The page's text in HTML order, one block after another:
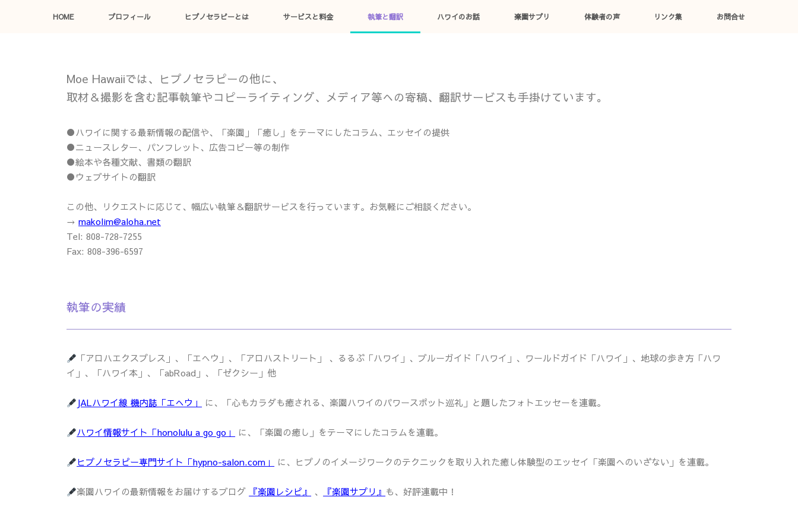
HOME プロフィール ヒプノセラピーとは サービスと料金 執筆と翻訳 ハワイのお話 楽園サプリ 体験者の声 リンク集 お問合せ
Moe Hawaiiでは、ヒプノセラピーの他に、
取材＆撮影を含む記事執筆やコピーライティング、メディア等への寄稿、翻訳サービスも手掛けています。
●ハワイに関する最新情報の配信や、「楽園」「癒し」をテーマにしたコラム、エッセイの提供
●ニュースレター、パンフレット、広告コピー等の制作
●絵本や各種文献、書類の翻訳
●ウェブサイトの翻訳
この他、リクエストに応じて、幅広い執筆＆翻訳サービスを行っています。お気軽にご相談ください。
→ makolim@aloha.net
Tel: 808-728-7255
Fax: 808-396-6597
執筆の実績
「アロハエクスプレス」、「エへウ」、「アロハストリート」 、るるぶ「ハワイ」、ブルーガイド「ハワイ」、ワールドガイド「ハワイ」、地球の歩き方「ハワ
イ」、「ハワイ本」、「abRoad」、「ゼクシー」他
JALハワイ線 機内誌「エへウ」 に、「心もカラダも癒される、楽園ハワイのパワースポット巡礼」と題したフォトエッセーを連載。
ハワイ情報サイト「honolulu a go go」 に、「楽園の癒し」をテーマにしたコラムを連載。
ヒプノセラピー専門サイト「hypno-salon.com」 に、ヒプノのイメージワークのテクニックを取り入れた癒し体験型のエッセイ「楽園へのいざない」を連載。
楽園ハワイの最新情報をお届けするブログ 『楽園レシピ』 、 『楽園サプリ』 も、好評連載中！